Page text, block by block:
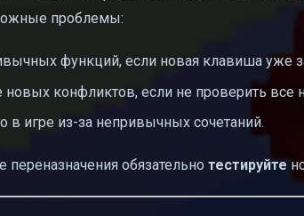
проблемы:
функций, если новая клавиша уже
конфликтов, если не проверить все
в игре из-за непривычных сочетаний.
переназначения обязательно тестируйте